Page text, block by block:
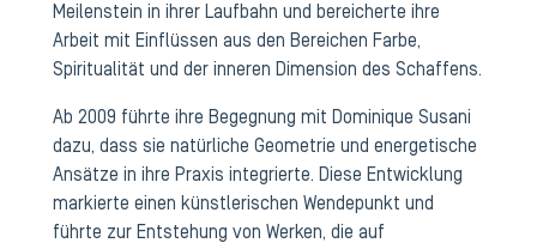
Meilenstein in ihrer Laufbahn und bereicherte ihre
Arbeit mit Einflüssen aus den Bereichen Farbe,
Spiritualität und der inneren Dimension des Schaffens.
Ab 2009 führte ihre Begegnung mit Dominique Susani
dazu, dass sie natürliche Geometrie und energetische
Ansätze in ihre Praxis integrierte. Diese Entwicklung
markierte einen künstlerischen Wendepunkt und
führte zur Entstehung von Werken, die auf